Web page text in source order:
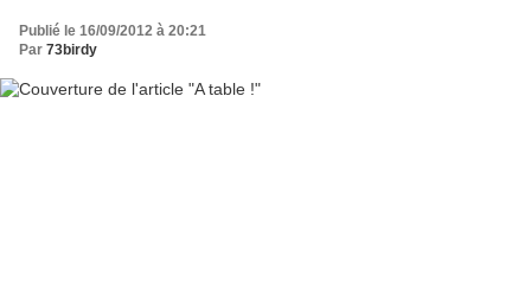
Publié le 16/09/2012 à 20:21
Par 73birdy